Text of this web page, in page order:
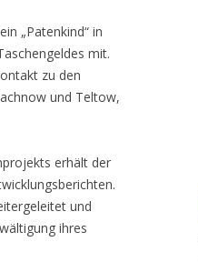
„Patenkind“ in
mit.
zu den
und Teltow,
erhält der
und
ihres